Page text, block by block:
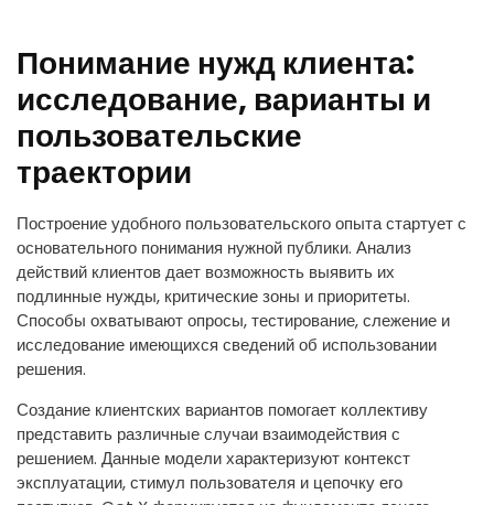
Понимание нужд клиента:
исследование, варианты и
пользовательские
траектории
Построение удобного пользовательского опыта стартует с
основательного понимания нужной публики. Анализ
действий клиентов дает возможность выявить их
подлинные нужды, критические зоны и приоритеты.
Способы охватывают опросы, тестирование, слежение и
исследование имеющихся сведений об использовании
решения.
Создание клиентских вариантов помогает коллективу
представить различные случаи взаимодействия с
решением. Данные модели характеризуют контекст
эксплуатации, стимул пользователя и цепочку его